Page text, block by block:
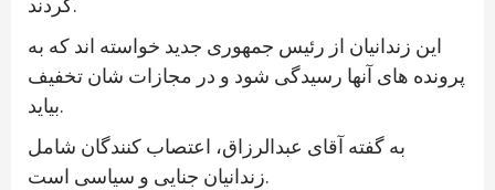
این زندانیان از رئیس جمهوری جدید خواسته اند که به
پرونده های آنها رسیدگی شود و در مجازات شان تخفیف
بیاید.
به گفته آقای عبدالرزاق، اعتصاب کنندگان شامل
زندانیان جنایی و سیاسی است.